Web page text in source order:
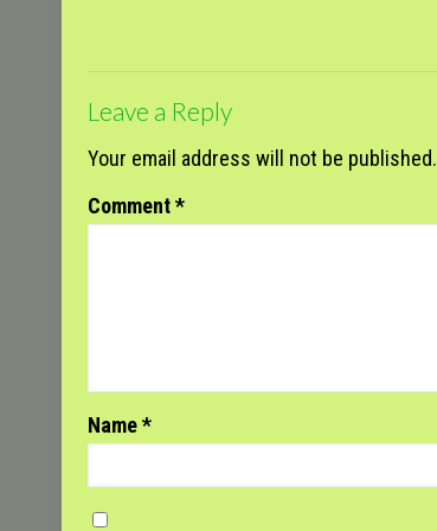
Leave a Reply
Your email address will not be published.
Comment*
Name*